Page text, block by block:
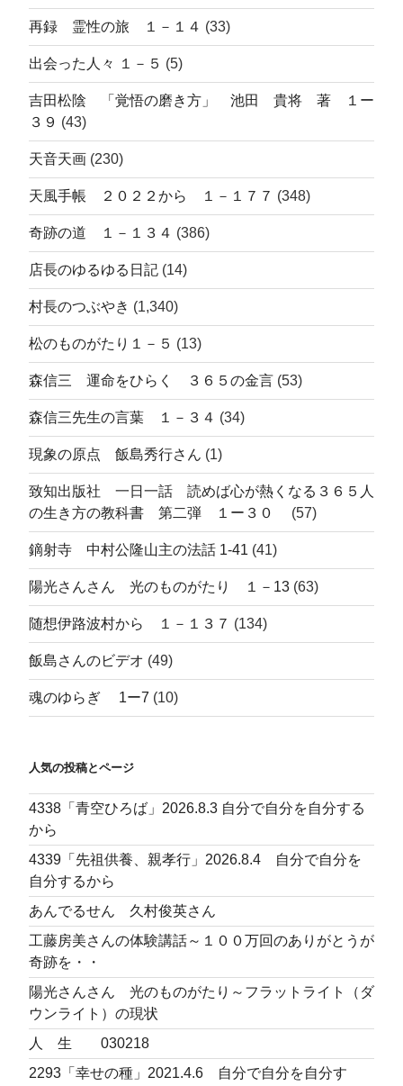
再録 霊性の旅 １－１４ (33)
出会った人々 １－５ (5)
吉田松陰 「覚悟の磨き方」 池田 貴将 著 １ー
３９ (43)
天音天画 (230)
天風手帳 ２０２２から １－１７７ (348)
奇跡の道 １－１３４ (386)
店長のゆるゆる日記 (14)
村長のつぶやき (1,340)
松のものがたり１－５ (13)
森信三 運命をひらく ３６５の金言 (53)
森信三先生の言葉 １－３４ (34)
現象の原点 飯島秀行さん (1)
致知出版社 一日一話 読めば心が熱くなる３６５人
の生き方の教科書 第二弾 １ー３０
(57)
鏑射寺 中村公隆山主の法話 1-41 (41)
陽光さんさん 光のものがたり １－13 (63)
随想伊路波村から １－１３７ (134)
飯島さんのビデオ (49)
魂のゆらぎ 1ー7 (10)
人気の投稿とページ
4338「青空ひろば」2026.8.3 自分で自分を自分する
から
4339「先祖供養、親孝行」2026.8.4 自分で自分を
自分するから
あんでるせん 久村俊英さん
工藤房美さんの体験講話～１００万回のありがとうが
奇跡を・・
陽光さんさん 光のものがたり～フラットライト（ダ
ウンライト）の現状
人 生 030218
2293「幸せの種」2021.4.6 自分で自分を自分す